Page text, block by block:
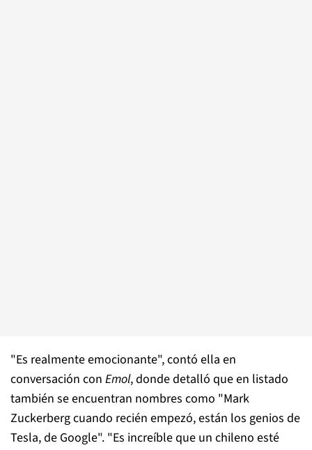
"Es realmente emocionante", contó ella en
conversación con Emol, donde detalló que en listado
también se encuentran nombres como "Mark
Zuckerberg cuando recién empezó, están los genios de
Tesla, de Google". "Es increíble que un chileno esté